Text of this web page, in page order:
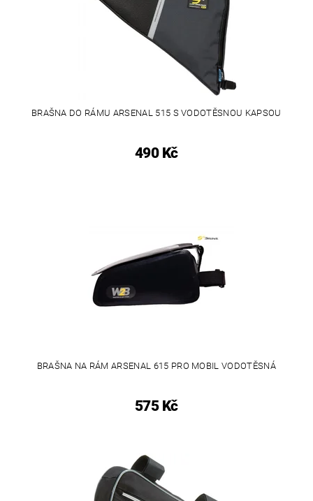
BRAŠNA DO RÁMU ARSENAL 515 S VODOTĚSNOU KAPSOU
490 Kč
BRAŠNA NA RÁM ARSENAL 615 PRO MOBIL VODOTĚSNÁ
575 Kč